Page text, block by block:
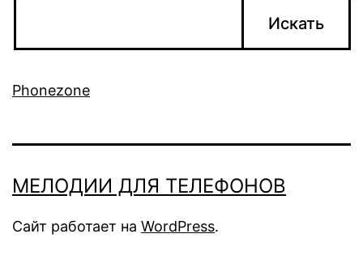
Phonezone
МЕЛОДИИ ДЛЯ ТЕЛЕФОНОВ
Сайт работает на WordPress.